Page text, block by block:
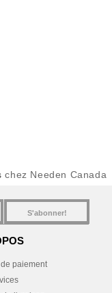
chez Needen Canada
S'abonner!
paiement